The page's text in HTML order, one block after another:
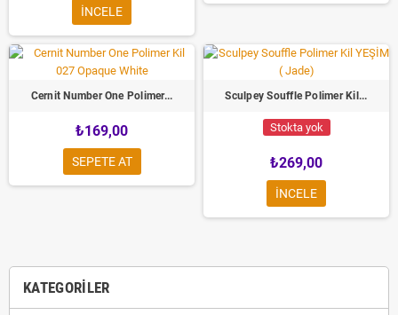
KATEGORILER
INCELE
Cernit Number One Polimer...
₺169,00
SEPETE AT
Sculpey Souffle Polimer Kil...
Stokta yok
₺269,00
INCELE